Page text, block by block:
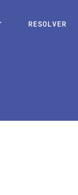
RESOLVER